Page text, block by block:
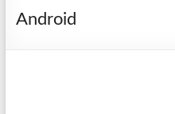
Android